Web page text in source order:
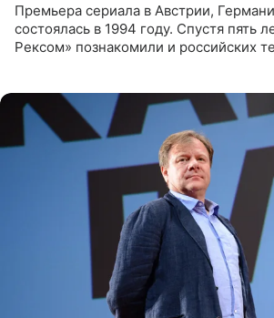
Премьера сериала в Австрии,
состоялась в 1994 году. Спустя пять
Рексом» познакомили и российских